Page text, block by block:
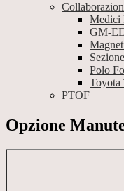
Medici
GM-
Polo
Toyota
PTOF
Opzione